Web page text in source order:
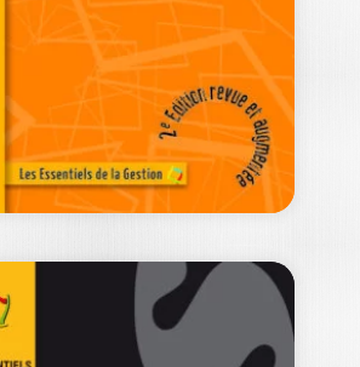
d'entreprise se préoccupe
et de l'allocation des
24,50€